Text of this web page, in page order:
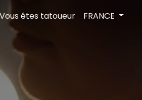
Vous êtes tatoueur FRANCE